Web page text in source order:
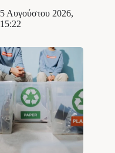
5 Αυγούστου 2026,
15:22